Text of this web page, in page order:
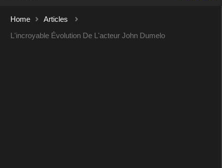
Home
Articles
L'incroyable Évolution De L'acteur John Dumelo